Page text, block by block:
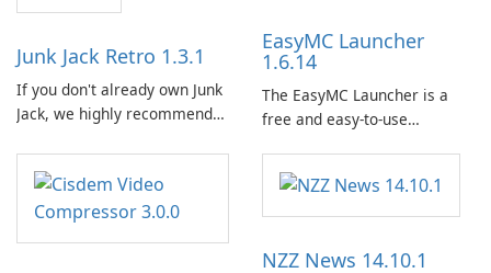
captivating animated scenes.
Junk Jack Retro 1.3.1
If you don't already own Junk
Jack, we highly recommend
This game is where it all
began! Junk Jack Retro,
EasyMC Launcher
1.6.14
The EasyMC Launcher is a
free and easy-to-use
developed by EasyMC. It
allows Minecraft players to
quickly and easily access
mods with just a few clicks.
NZZ News 14.10.1